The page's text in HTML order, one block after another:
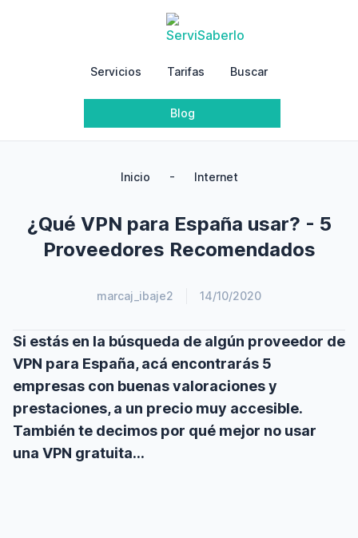
Servicios Tarifas Buscar
Blog
Inicio - Internet
¿Qué VPN para España usar? - 5
Proveedores Recomendados
marcaj_ibaje2 14/10/2020
Si estás en la búsqueda de algún proveedor de
VPN para España, acá encontrarás 5
empresas con buenas valoraciones y
prestaciones, a un precio muy accesible.
También te decimos por qué mejor no usar
una VPN gratuita…